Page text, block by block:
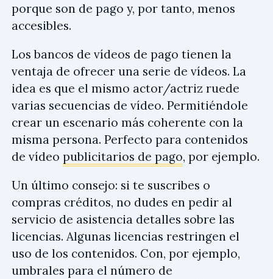
porque son de pago y, por tanto, menos
accesibles.
Los bancos de vídeos de pago tienen la
ventaja de ofrecer una serie de vídeos. La
idea es que el mismo actor/actriz ruede
varias secuencias de vídeo. Permitiéndole
crear un escenario más coherente con la
misma persona. Perfecto para contenidos
de vídeo publicitarios de pago, por ejemplo.
Un último consejo: si te suscribes o
compras créditos, no dudes en pedir al
servicio de asistencia detalles sobre las
licencias. Algunas licencias restringen el
uso de los contenidos. Con, por ejemplo,
umbrales para el número de